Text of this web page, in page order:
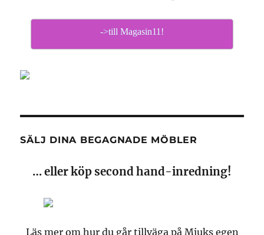
->till Magasin11!
SÄLJ DINA BEGAGNADE MÖBLER
… eller köp second hand-inredning!
Läs mer om hur du går tillväga på Mjuks egen